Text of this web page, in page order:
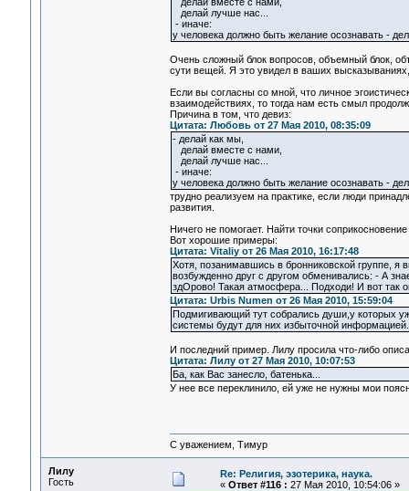
делай лучше нас...
- иначе:
у человека должно быть желание осознавать -
Очень сложный блок вопросов, объемный блок,
сути вещей. Я это увидел в ваших
Если вы согласны со мной, что личное
взаимодействиях, то тогда нам есть смыл
Причина в том, что девиз:
Цитата: Любовь от 27 Мая 2010, 08:35:09
- делай как мы,
делай вместе с нами,
делай лучше нас...
- иначе:
у человека должно быть желание осознавать -
трудно реализуем на практике, если люди
развития.
Ничего не помогает. Найти точки
Вот хорошие примеры:
Цитата: Vitaliy от 26 Мая 2010, 16:17:48
Хотя, позанимавшись в бронниковской группе, я
возбужденно друг с другом обменивались: - А
здОрово! Такая атмосфера... Подходи! И вот так
Цитата: Urbis Numen от 26 Мая 2010, 15:59:04
Подмигивающий тут собрались души,у которых
системы будут для них избыточной информацией.
И последний пример. Лилу просила что-либо
Цитата: Лилу от 27 Мая 2010, 10:07:53
Ба, как Вас занесло, батенька...
У нее все переклинило, ей уже не нужны мои
С уважением, Тимур
Лилу
Гость
Re: Религия, эзотерика, наука.
« Ответ #116 : 27 Мая 2010, 10:54:06 »